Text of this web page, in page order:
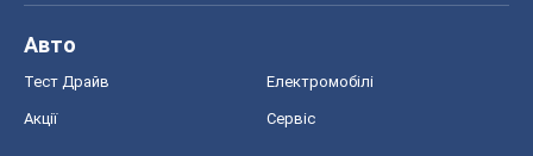
Авто
Тест Драйв Електромобілі
Акції Сервіс